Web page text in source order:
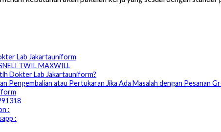
Lab Jakartauniform
TWIL MAXWILL
Dokter Lab Jakartauniform?
Pengembalian atau Pertukaran Jika Ada Masalah dengan Pesanan
:
: